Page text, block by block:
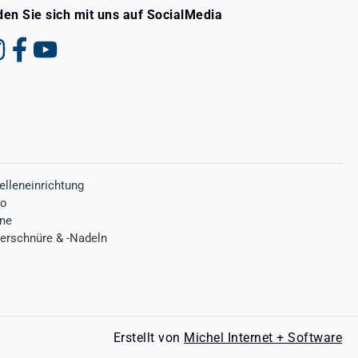
& -Nadeln
Sie sich mit uns auf SocialMedia
Erstellt von Michel Internet + Software